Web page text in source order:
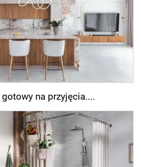
na przyjęcia....